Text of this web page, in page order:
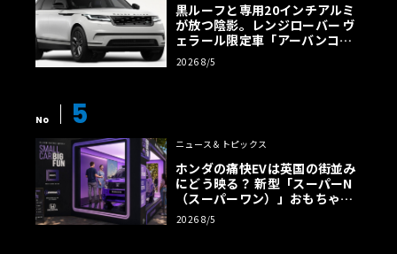
黒ルーフと専用20インチアルミ
が放つ陰影。レンジローバー ヴ
ェラール限定車「アーバンコン
トラスト・エディション」登場
2026 8/5
No 5
ニュース＆トピックス
ホンダの痛快EVは英国の街並み
にどう映る？ 新型「スーパーN
（スーパーワン）」おもちゃ箱
ツアーの全貌
2026 8/5